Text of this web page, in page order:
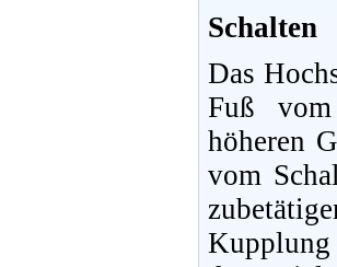
Schalten
Das
Fuß
höheren
vom